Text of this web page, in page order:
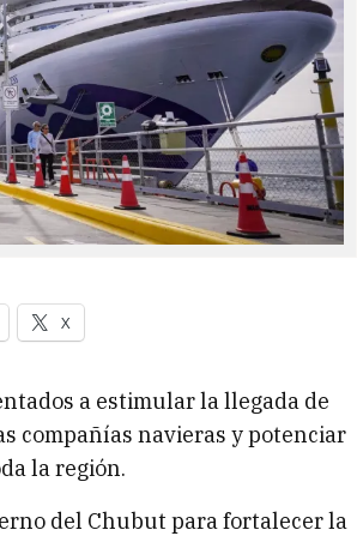
X
a estimular la llegada de
compañías navieras y potenciar
la región.
del Chubut para fortalecer la